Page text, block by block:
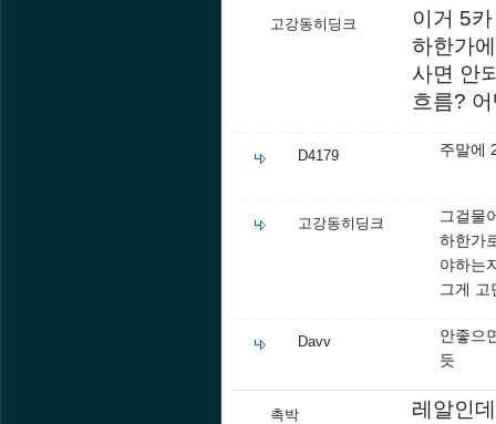
고강동히딩크
이거 5
하한가
사면 안
흐름?
D4179 주말에
고강동히딩크
그걸물
하한가
야하는
그게 고
Davv
안좋으
듯
촉박 레알인